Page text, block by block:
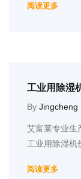
阅读更多
工业用除湿
By Jingcheng
艾富莱专业生
工业用除湿机
阅读更多